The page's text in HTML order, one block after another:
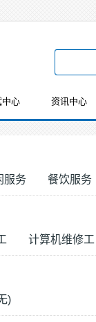
中心 资讯中心
服务 餐饮服务
计算机维修工
)